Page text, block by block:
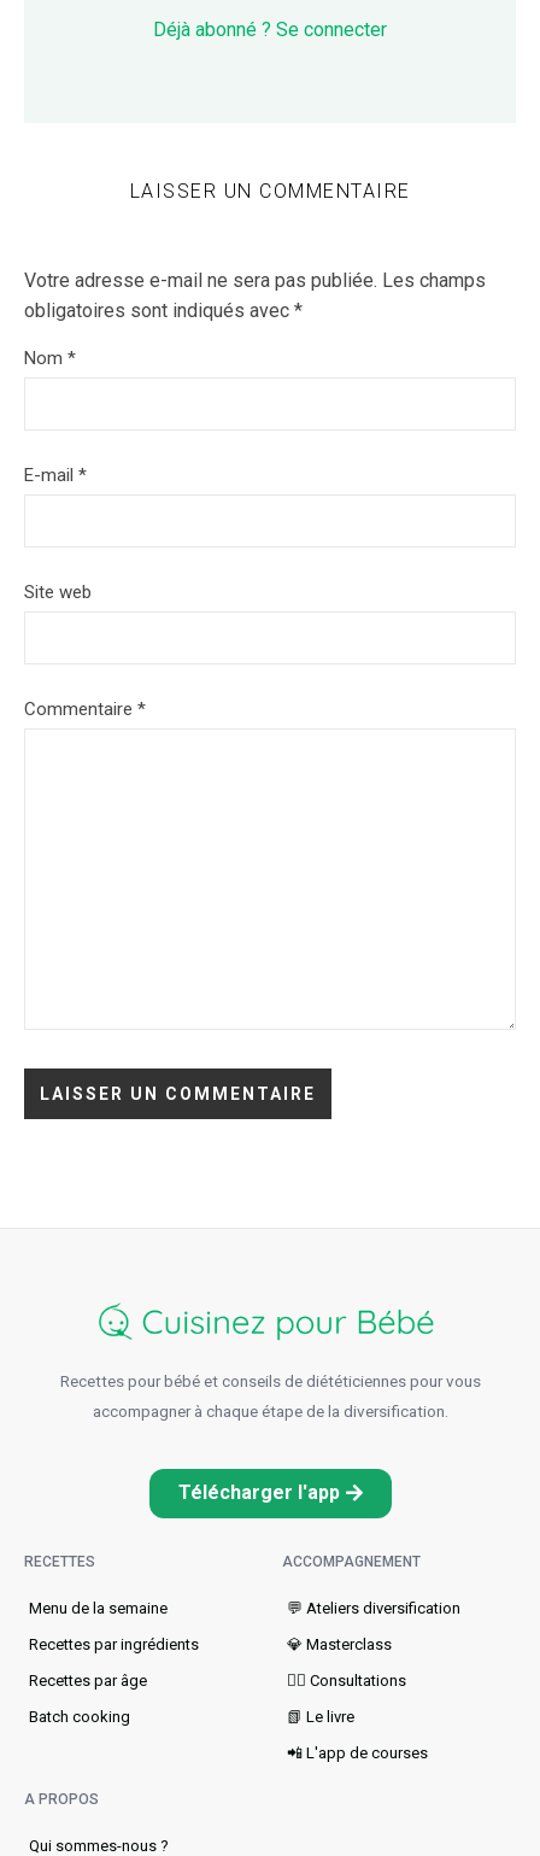
Déjà abonné ? Se connecter
LAISSER UN COMMENTAIRE
Votre adresse e-mail ne sera pas publiée. Les champs
obligatoires sont indiqués avec *
Nom *
E-mail *
Site web
Commentaire *
Recettes pour bébé et conseils de diététiciennes pour vous
accompagner à chaque étape de la diversification.
Télécharger l'app
RECETTES
Menu de la semaine​
Recettes par ingrédients
Recettes par âge
Batch cooking
ACCOMPAGNEMENT
💬 Ateliers diversification
💎 Masterclass
👩‍⚕️ Consultations
📗 Le livre
📲 L'app de courses
A PROPOS
Qui sommes-nous ?